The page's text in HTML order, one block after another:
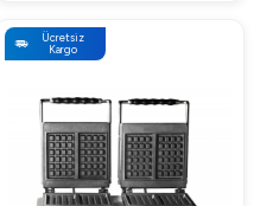
Ücretsiz
Kargo